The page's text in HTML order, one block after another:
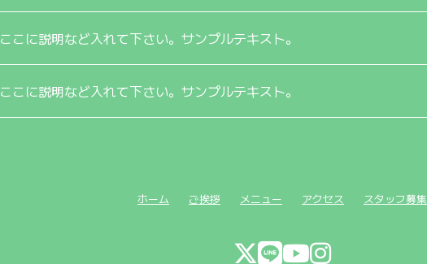
ここに説明など入れて下さい。サンプルテキスト。
ここに説明など入れて下さい。サンプルテキスト。
ホーム ご挨拶 メニュー アクセス スタッフ募集